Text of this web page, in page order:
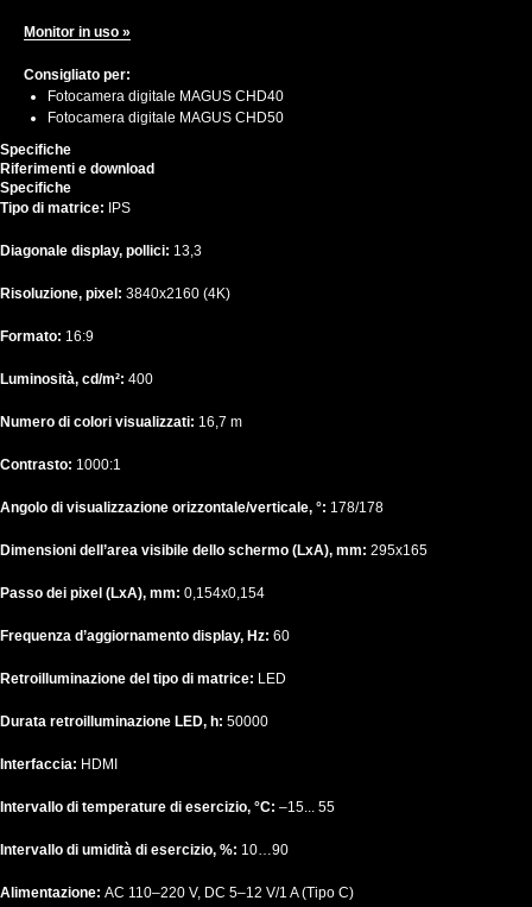
Monitor in uso »
Consigliato per:
Fotocamera digitale MAGUS CHD40
Fotocamera digitale MAGUS CHD50
Specifiche
Riferimenti e download
Specifiche
Tipo di matrice:
IPS
Diagonale display, pollici: 13,3
Risoluzione, pixel: 3840x2160 (4K)
Formato: 16:9
Luminosità, cd/m²: 400
Numero di colori visualizzati: 16,7 m
Contrasto: 1000:1
Angolo di visualizzazione orizzontale/verticale, °: 178/178
Dimensioni dell’area visibile dello schermo (LxA), mm: 295x165
Passo dei pixel (LxA), mm: 0,154x0,154
Frequenza d’aggiornamento display, Hz: 60
Retroilluminazione del tipo di matrice: LED
Durata retroilluminazione LED, h: 50000
Interfaccia: HDMI
Intervallo di temperature di esercizio, °C: –15... 55
Intervallo di umidità di esercizio, %: 10…90
Alimentazione: AC 110–220 V, DC 5–12 V/1 A (Tipo C)